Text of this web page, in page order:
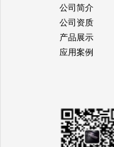
公司简介
公司资质
产品展示
应用案例